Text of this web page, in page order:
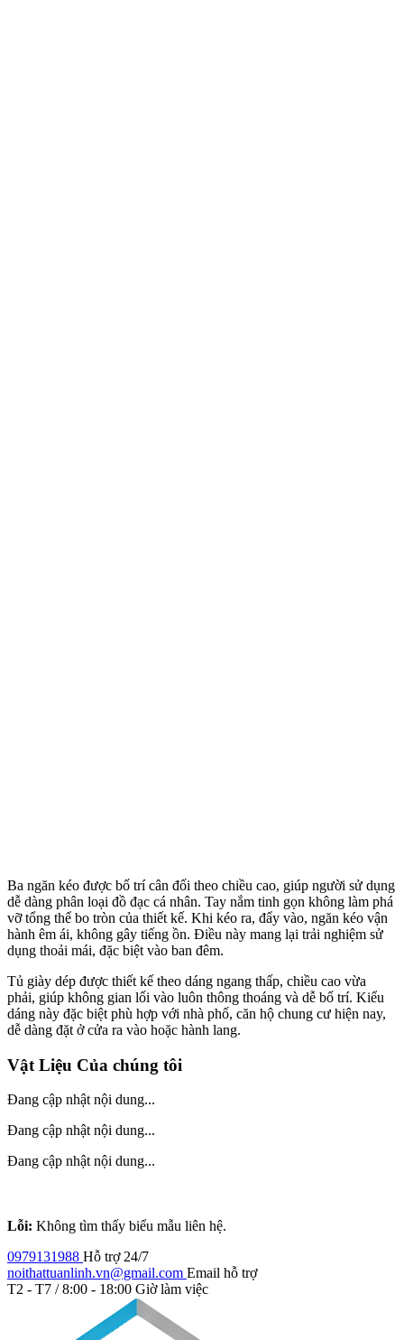
Ba ngăn kéo được bố trí cân đối theo chiều cao, giúp người sử dụng
dễ dàng phân loại đồ đạc cá nhân. Tay nắm tinh gọn không làm phá
vỡ tổng thể bo tròn của thiết kế. Khi kéo ra, đẩy vào, ngăn kéo vận
hành êm ái, không gây tiếng ồn. Điều này mang lại trải nghiệm sử
dụng thoải mái, đặc biệt vào ban đêm.
Tủ giày dép được thiết kế theo dáng ngang thấp, chiều cao vừa
phải, giúp không gian lối vào luôn thông thoáng và dễ bố trí. Kiểu
dáng này đặc biệt phù hợp với nhà phố, căn hộ chung cư hiện nay,
dễ dàng đặt ở cửa ra vào hoặc hành lang.
Vật Liệu Của chúng tôi
Đang cập nhật nội dung...
Đang cập nhật nội dung...
Đang cập nhật nội dung...
Lỗi: Không tìm thấy biểu mẫu liên hệ.
0979131988 Hỗ trợ 24/7
noithattuanlinh.vn@gmail.com Email hỗ trợ
T2 - T7 / 8:00 - 18:00 Giờ làm việc